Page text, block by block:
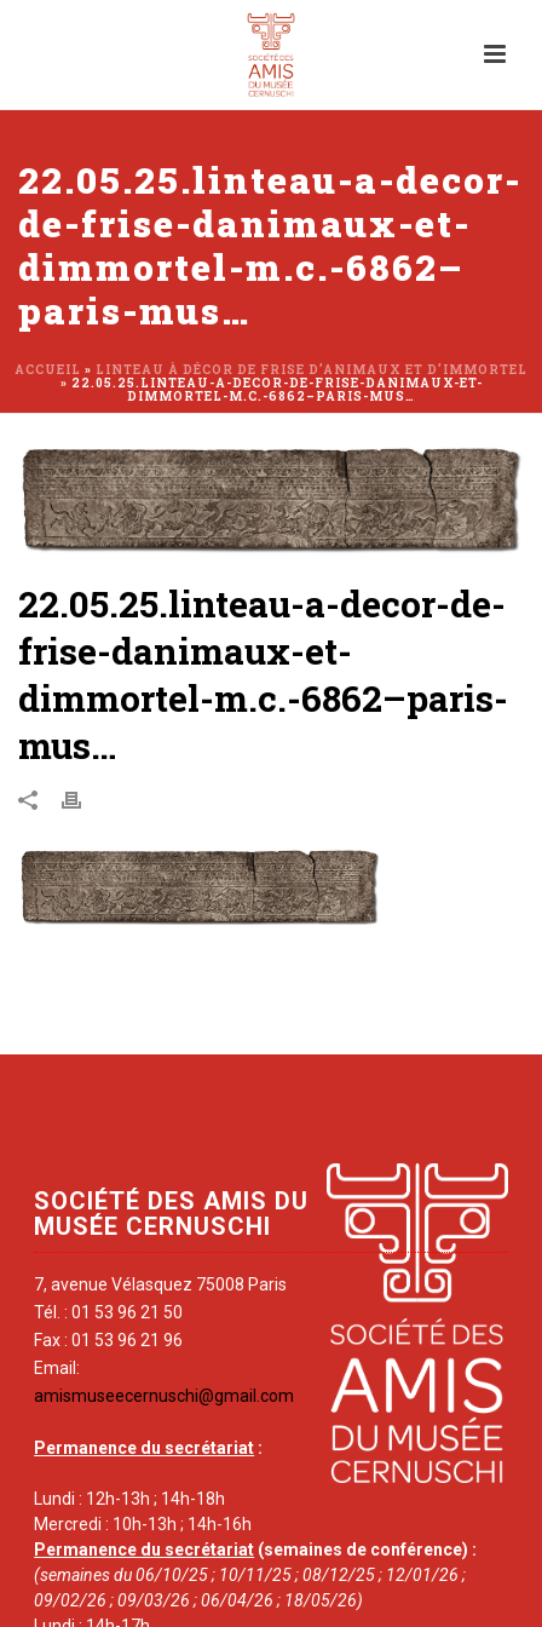
22.05.25.linteau-a-decor-
de-frise-danimaux-et-
dimmortel-m.c.-6862–
paris-mus…
ACCUEIL » LINTEAU À DÉCOR DE FRISE D’ANIMAUX ET D’IMMORTEL
» 22.05.25.LINTEAU-A-DECOR-DE-FRISE-DANIMAUX-ET-
DIMMORTEL-M.C.-6862–PARIS-MUS…
22.05.25.linteau-a-decor-de-
frise-danimaux-et-
dimmortel-m.c.-6862–paris-
mus…
SOCIÉTÉ DES AMIS DU
MUSÉE CERNUSCHI
7, avenue Vélasquez 75008 Paris
Tél. : 01 53 96 21 50
Fax : 01 53 96 21 96
Email:
amismuseecernuschi@gmail.com
Permanence du secrétariat :
Lundi : 12h-13h ; 14h-18h
Mercredi : 10h-13h ; 14h-16h
Permanence du secrétariat (semaines de conférence) :
(semaines du 06/10/25 ; 10/11/25 ; 08/12/25 ; 12/01/26 ;
09/02/26 ; 09/03/26 ; 06/04/26 ; 18/05/26)